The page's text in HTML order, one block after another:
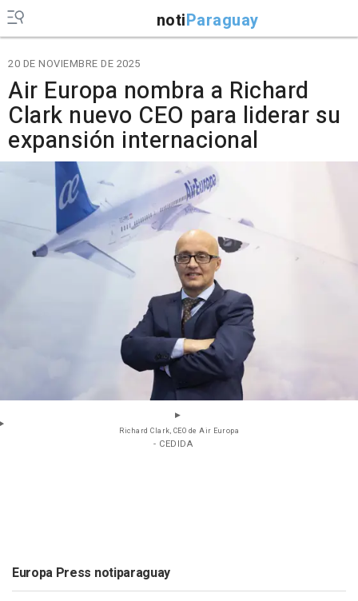
notiParaguay
20 DE NOVIEMBRE DE 2025
Air Europa nombra a Richard
Clark nuevo CEO para liderar su
expansión internacional
Richard Clark, CEO de Air Europa
- CEDIDA
Europa Press notiparaguay